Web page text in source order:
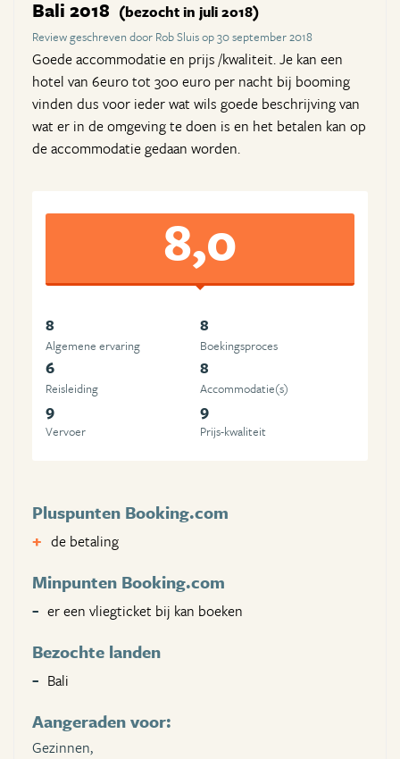
Bali 2018 (bezocht in juli 2018)
Review geschreven door Rob Sluis op 30 september 2018
Goede accommodatie en prijs /kwaliteit. Je kan een
hotel van 6euro tot 300 euro per nacht bij booming
vinden dus voor ieder wat wils goede beschrijving van
wat er in de omgeving te doen is en het betalen kan op
de accommodatie gedaan worden.
8,0
8
Algemene ervaring
8
Boekingsproces
6
Reisleiding
8
Accommodatie(s)
9
Vervoer
9
Prijs-kwaliteit
Pluspunten Booking.com
de betaling
Minpunten Booking.com
er een vliegticket bij kan boeken
Bezochte landen
Bali
Aangeraden voor:
Gezinnen,